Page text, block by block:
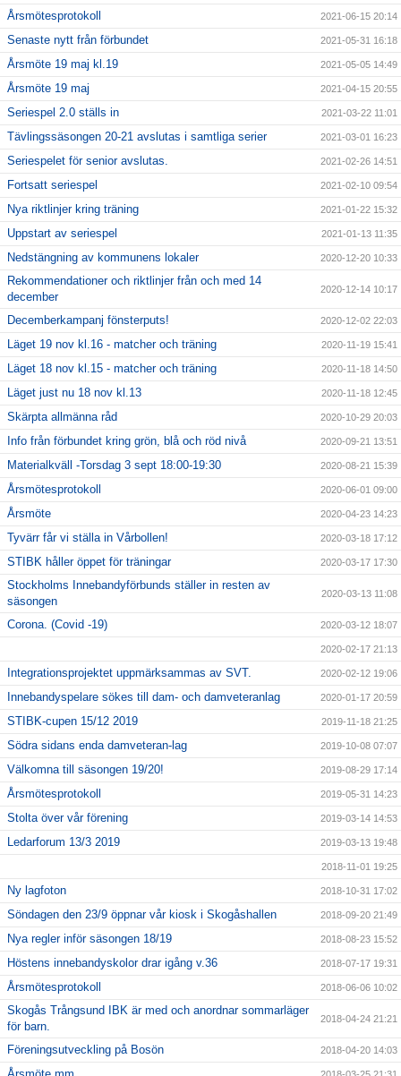
Årsmötesprotokoll 2021-06-15 20:14
Senaste nytt från förbundet 2021-05-31 16:18
Årsmöte 19 maj kl.19 2021-05-05 14:49
Årsmöte 19 maj 2021-04-15 20:55
Seriespel 2.0 ställs in 2021-03-22 11:01
Tävlingssäsongen 20-21 avslutas i samtliga serier 2021-03-01 16:23
Seriespelet för senior avslutas. 2021-02-26 14:51
Fortsatt seriespel 2021-02-10 09:54
Nya riktlinjer kring träning 2021-01-22 15:32
Uppstart av seriespel 2021-01-13 11:35
Nedstängning av kommunens lokaler 2020-12-20 10:33
Rekommendationer och riktlinjer från och med 14
december
2020-12-14 10:17
Decemberkampanj fönsterputs! 2020-12-02 22:03
Läget 19 nov kl.16 - matcher och träning 2020-11-19 15:41
Läget 18 nov kl.15 - matcher och träning 2020-11-18 14:50
Läget just nu 18 nov kl.13 2020-11-18 12:45
Skärpta allmänna råd 2020-10-29 20:03
Info från förbundet kring grön, blå och röd nivå 2020-09-21 13:51
Materialkväll -Torsdag 3 sept 18:00-19:30 2020-08-21 15:39
Årsmötesprotokoll 2020-06-01 09:00
Årsmöte 2020-04-23 14:23
Tyvärr får vi ställa in Vårbollen! 2020-03-18 17:12
STIBK håller öppet för träningar 2020-03-17 17:30
Stockholms Innebandyförbunds ställer in resten av
säsongen
2020-03-13 11:08
Corona. (Covid -19) 2020-03-12 18:07
2020-02-17 21:13
Integrationsprojektet uppmärksammas av SVT. 2020-02-12 19:06
Innebandyspelare sökes till dam- och damveteranlag 2020-01-17 20:59
STIBK-cupen 15/12 2019 2019-11-18 21:25
Södra sidans enda damveteran-lag 2019-10-08 07:07
Välkomna till säsongen 19/20! 2019-08-29 17:14
Årsmötesprotokoll 2019-05-31 14:23
Stolta över vår förening 2019-03-14 14:53
Ledarforum 13/3 2019 2019-03-13 19:48
2018-11-01 19:25
Ny lagfoton 2018-10-31 17:02
Söndagen den 23/9 öppnar vår kiosk i Skogåshallen 2018-09-20 21:49
Nya regler inför säsongen 18/19 2018-08-23 15:52
Höstens innebandyskolor drar igång v.36 2018-07-17 19:31
Årsmötesprotokoll 2018-06-06 10:02
Skogås Trångsund IBK är med och anordnar sommarläger
för barn.
2018-04-24 21:21
Föreningsutveckling på Bosön 2018-04-20 14:03